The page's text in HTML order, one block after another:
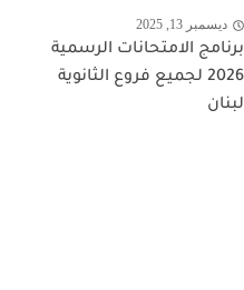
ديسمبر 13, 2025
برنامج الامتحانات الرسمية
2026 لجميع فروع الثانوية
لبنان